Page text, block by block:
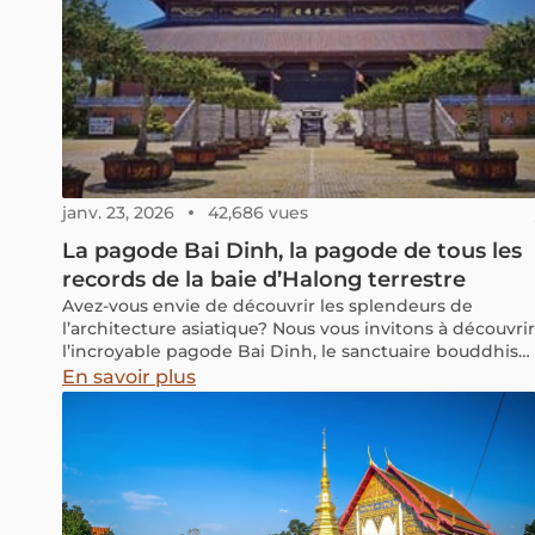
janv. 23, 2026 42,686 vues
La pagode Bai Dinh, la pagode de tous les
records de la baie d’Halong terrestre
Avez-vous envie de découvrir les splendeurs de
l’architecture asiatique? Nous vous invitons à découvrir
l’incroyable pagode Bai Dinh, le sanctuaire bouddhiste
le plus important du Vietnam et d’Asie du sud-est.
En savoir plus